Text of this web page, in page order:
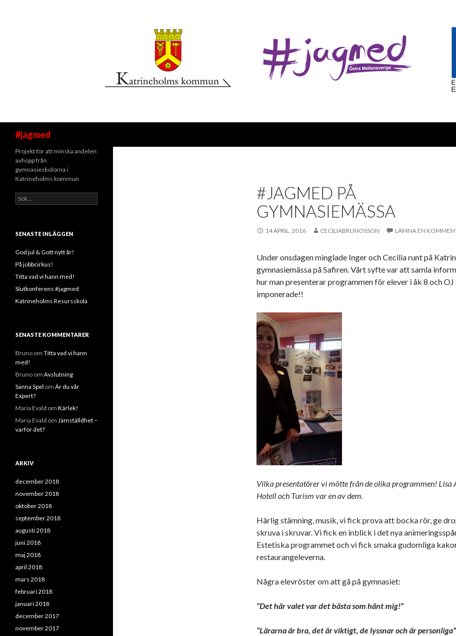
#jagmed
#JAGMED PÅ
GYMNASIEMÄSSA
14 APRIL, 2016 CECILIABRUNOSSON LÄMNA EN
Under onsdagen minglade Inger och Cecilia runt på
gymnasiemässa på Safiren. Vårt syfte var att samla
hur man presenterar programmen för elever i åk 8 och
imponerade!!
Vilka presentatörer vi mötte från de olika programmen! Lisa
Hotell och Turism var en av dem.
Härlig stämning, musik, vi fick prova att bocka rör, ge
skruva i skruvar. Vi fick en inblick i det nya
Estetiska programmet och vi fick smaka gudomliga
restaurangeleverna.
Några elevröster om att gå på gymnasiet:
”Det här valet var det bästa som hänt mig!”
”Lärarna är bra, det är viktigt, de lyssnar och är personliga”
Projekt för att minska andelen
avhopp från
gymnasieskolorna i
Katrineholms kommun
Sök
efter:
SENASTE INLÄGGEN
God jul & Gott nytt år!
På jobbcirkus!
Titta vad vi hann med!
Slutkonferens #jagmed
Katrineholms Resursskola
SENASTE KOMMENTARER
Bruno om Titta vad vi hann
med!
Bruno om Avslutning
Sanna Spel om Är du vår
Expert?
Maria Evald om Kärlek!
Maria Evald om Jämställdhet –
varför det?
ARKIV
december 2018
november 2018
oktober 2018
september 2018
augusti 2018
juni 2018
maj 2018
april 2018
mars 2018
februari 2018
januari 2018
december 2017
november 2017